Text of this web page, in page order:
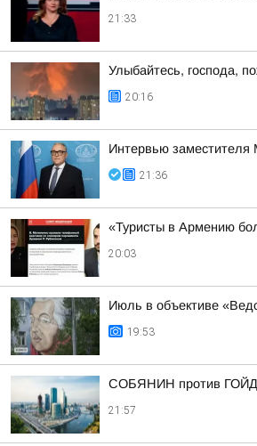
21:33
Улыбайтесь, господа,
20:16
Интервью заместителя
21:36
«Туристы в Армению
20:03
Июль в объективе
19:53
СОБЯНИН против
21:57